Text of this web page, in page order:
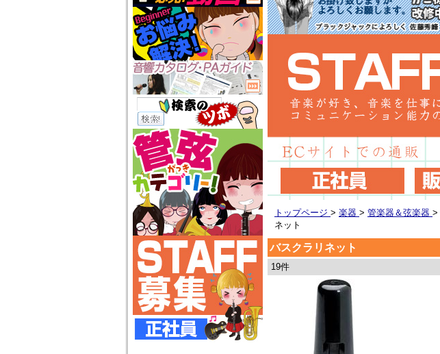
トップページ > 楽器 > 管楽器＆弦楽器 >
ネット
バスクラリネット
19件